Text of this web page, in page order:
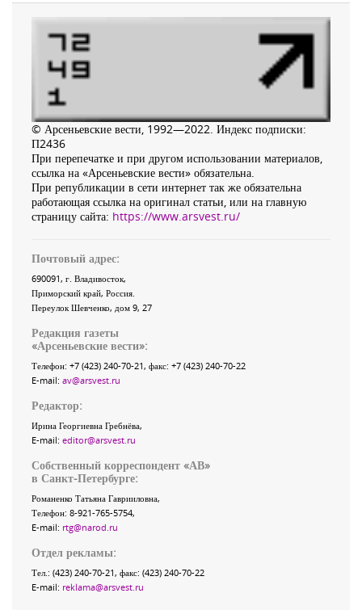
© Арсеньевские вести, 1992—2022. Индекс подписки:
П2436
При перепечатке и при другом использовании материалов,
ссылка на «Арсеньевские вести» обязательна.
При републикации в сети интернет так же обязательна
работающая ссылка на оригинал статьи, или на главную
страницу сайта: https://www.arsvest.ru/
Почтовый адрес:
690091, г. Владивосток,
Приморский край, Россия.
Переулок Шевченко, дом 9, 27
Редакция газеты
«Арсеньевские вести»:
Телефон: +7 (423) 240-70-21, факс: +7 (423) 240-70-22
E-mail: av@arsvest.ru
Редактор:
Ирина Георгиевна Гребнёва,
E-mail: editor@arsvest.ru
Собственный корреспондент «АВ»
в Санкт-Петербурге:
Романенко Татьяна Гаврииловна,
Телефон: 8-921-765-5754,
E-mail: rtg@narod.ru
Отдел рекламы:
Тел.: (423) 240-70-21, факс: (423) 240-70-22
E-mail: reklama@arsvest.ru